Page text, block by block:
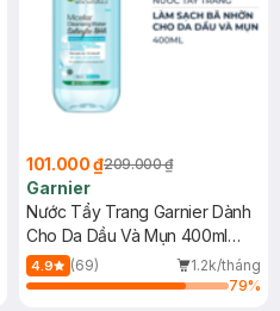
101.000 ₫209.000 ₫
Garnier
Nước Tẩy Trang Garnier Dành
Cho Da Dầu Và Mụn 400ml
(Mới)
4.9 (69)
1.2k/tháng
79%